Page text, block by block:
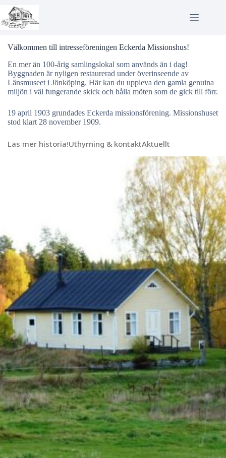
innehåll
Välkommen till intresseföreningen Eckerda Missionshus!
En mer än 100-årig samlingslokal som används än i dag!
Byggnaden är nyligen restaurerad under överinseende av
Länsmuseet i Jönköping. Här kan du uppleva den gamla genuina
miljön i väl fungerande skick och hålla möten som de gick till förr.
19 april 1903 grundades Eckerda missionsförening. Missionshuset
stod klart 28 november 1909.
Läs mer historia!Uthyrning & kontaktAktuellt